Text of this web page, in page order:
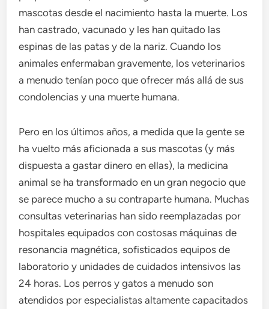
mascotas desde el nacimiento hasta la muerte. Los
han castrado, vacunado y les han quitado las
espinas de las patas y de la nariz. Cuando los
animales enfermaban gravemente, los veterinarios
a menudo tenían poco que ofrecer más allá de sus
condolencias y una muerte humana.
Pero en los últimos años, a medida que la gente se
ha vuelto más aficionada a sus mascotas (y más
dispuesta a gastar dinero en ellas), la medicina
animal se ha transformado en un gran negocio que
se parece mucho a su contraparte humana. Muchas
consultas veterinarias han sido reemplazadas por
hospitales equipados con costosas máquinas de
resonancia magnética, sofisticados equipos de
laboratorio y unidades de cuidados intensivos las
24 horas. Los perros y gatos a menudo son
atendidos por especialistas altamente capacitados